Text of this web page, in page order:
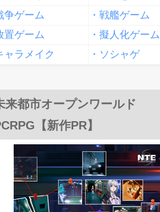
争ゲーム
・戦艦ゲーム
置ゲーム
・擬人化ゲーム
ャラメイク
・ソシャゲ
来都市オープンワールド
【新作PR】